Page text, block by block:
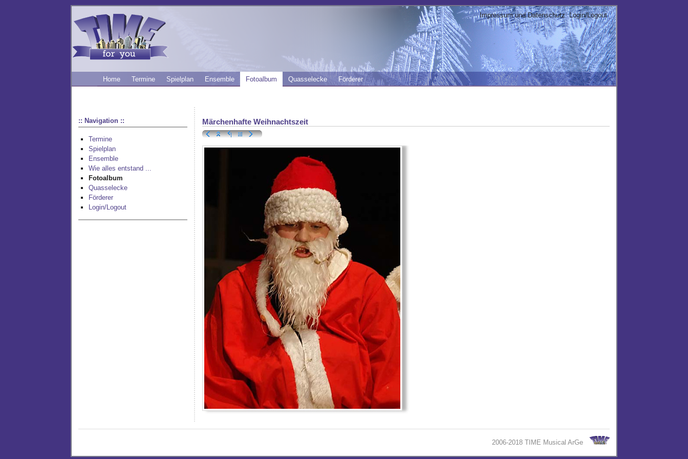
Impressum und Datenschutz Login/Logout
Home Termine Spielplan Ensemble Fotoalbum Quasselecke Förderer
:: Navigation ::
Termine
Spielplan
Ensemble
Wie alles entstand ...
Fotoalbum
Quasselecke
Förderer
Login/Logout
Märchenhafte Weihnachtszeit
2006-2018 TIME Musical ArGe